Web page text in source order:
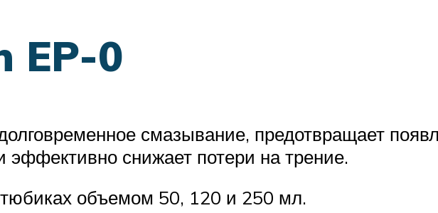
EP-0
смазывание, предотвращает
эффективно снижает потери на трение.
объемом 50, 120 и 250 мл.